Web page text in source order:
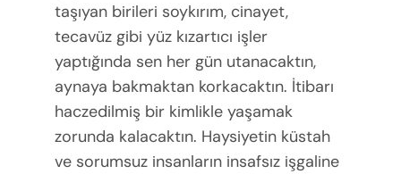
taşıyan birileri soykırım, cinayet,
tecavüz gibi yüz kızartıcı işler
yaptığında sen her gün utanacaktın,
aynaya bakmaktan korkacaktın. İtibarı
haczedilmiş bir kimlikle yaşamak
zorunda kalacaktın. Haysiyetin küstah
ve sorumsuz insanların insafsız işgaline